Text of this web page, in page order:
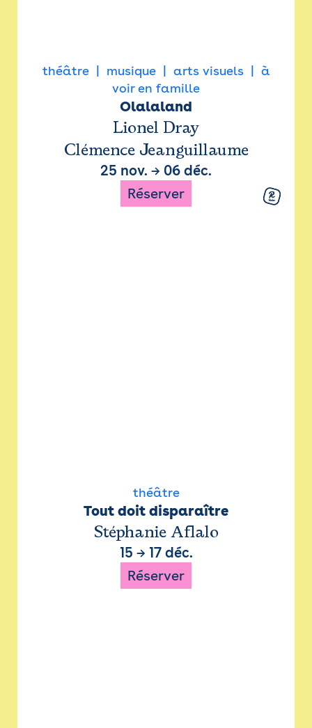
théâtre musique arts visuels
à
voir en famille
Olalaland
Lionel Dray
Clémence Jeanguillaume
25 nov. → 06 déc.
Réserver
théâtre
Tout doit disparaître
Stéphanie Aflalo
15 → 17 déc.
Réserver